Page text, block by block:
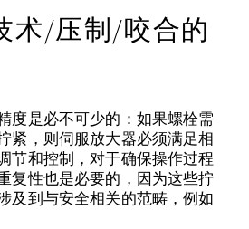
术/压制/咬合的
度是必不可少的：如果螺栓需
紧，则伺服放大器必须满足相
节和控制，对于确保操作过程
复性也是必要的，因为这些拧
及到与安全相关的范畴，例如